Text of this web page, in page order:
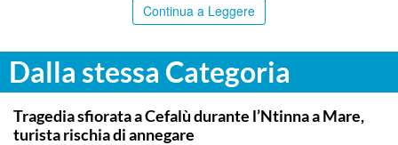
Continua a Leggere
Dalla stessa Categoria
PALERMO
Tragedia sfiorata a Cefalù durante l’Ntinna a Mare,
turista rischia di annegare